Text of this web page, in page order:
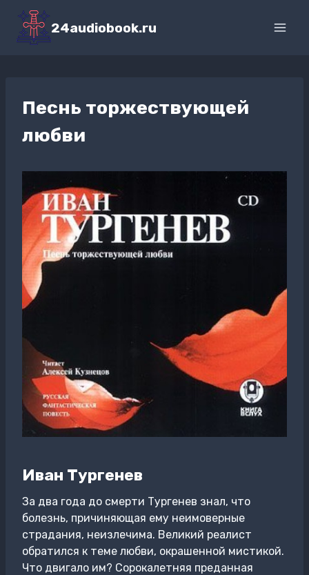
Перейти
содержимому
24audiobook.ru
Песнь торжествующей
любви
Иван Тургенев
За два года до смерти Тургенев знал, что
болезнь, причиняющая ему неимоверные
страдания, неизлечима. Великий реалист
обратился к теме любви, окрашенной мистикой.
Что двигало им? Сорокалетняя преданная